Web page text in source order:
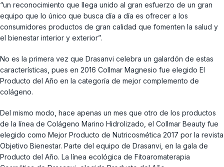
“un reconocimiento que llega unido al gran esfuerzo de un gran
equipo que lo único que busca día a día es ofrecer a los
consumidores productos de gran calidad que fomenten la salud y
el bienestar interior y exterior”.
No es la primera vez que Drasanvi celebra un galardón de estas
características, pues en 2016 Collmar Magnesio fue elegido El
Producto del Año en la categoría de mejor complemento de
colágeno.
Del mismo modo, hace apenas un mes que otro de los productos
de la línea de Colágeno Marino Hidrolizado, el Collmar Beauty fue
elegido como Mejor Producto de Nutricosmética 2017 por la revista
Objetivo Bienestar. Parte del equipo de Drasanvi, en la gala de
Producto del Año. La línea ecológica de Fitoaromaterapia